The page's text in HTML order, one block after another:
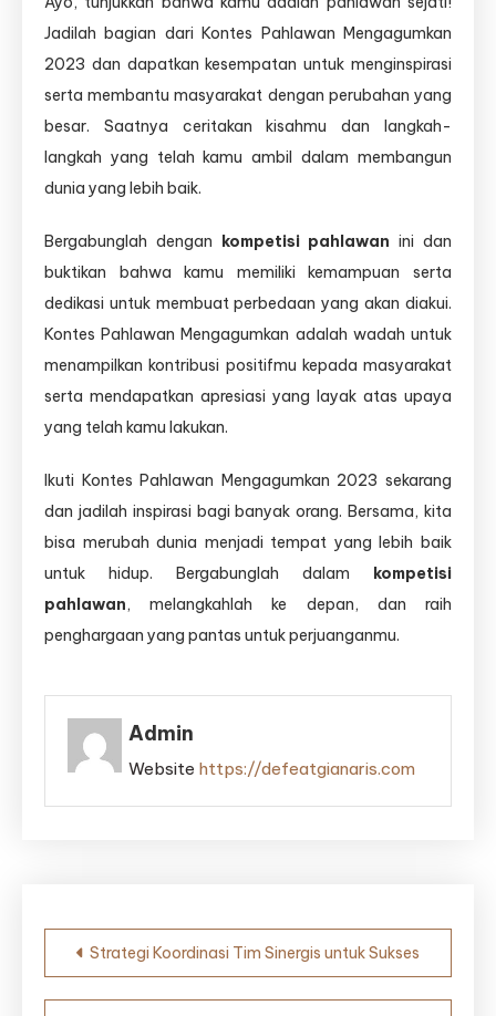
Jadilah bagian dari Kontes Pahlawan Mengagumkan
2023 dan dapatkan kesempatan untuk menginspirasi
serta membantu masyarakat dengan perubahan yang
besar. Saatnya ceritakan kisahmu dan langkah-
langkah yang telah kamu ambil dalam membangun
dunia yang lebih baik.
Bergabunglah dengan kompetisi pahlawan ini dan
buktikan bahwa kamu memiliki kemampuan serta
dedikasi untuk membuat perbedaan yang akan diakui.
Kontes Pahlawan Mengagumkan adalah wadah untuk
menampilkan kontribusi positifmu kepada masyarakat
serta mendapatkan apresiasi yang layak atas upaya
yang telah kamu lakukan.
Ikuti Kontes Pahlawan Mengagumkan 2023 sekarang
dan jadilah inspirasi bagi banyak orang. Bersama, kita
bisa merubah dunia menjadi tempat yang lebih baik
untuk hidup. Bergabunglah dalam kompetisi
pahlawan, melangkahlah ke depan, dan raih
penghargaan yang pantas untuk perjuanganmu.
Admin
Website https://defeatgianaris.com
Post
navigation
Strategi Koordinasi Tim Sinergis untuk Sukses